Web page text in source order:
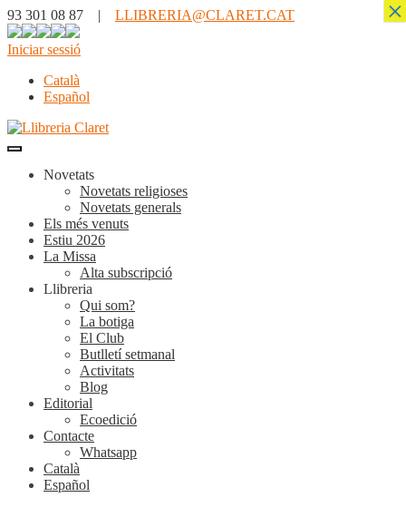
93 301 08 87 | LLIBRERIA@CLARET.CAT
Iniciar sessió
Català
Español
Novetats
Novetats religioses
Novetats generals
Els més venuts
Estiu 2026
La Missa
Alta subscripció
Llibreria
Qui som?
La botiga
El Club
Butlletí setmanal
Activitats
Blog
Editorial
Ecoedició
Contacte
Whatsapp
Català
Español
×